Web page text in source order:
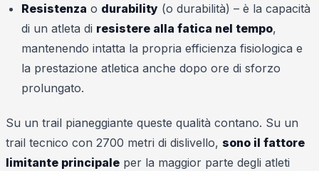
Resistenza o durability (o durabilità) – è la capacità
di un atleta di resistere alla fatica nel tempo,
mantenendo intatta la propria efficienza fisiologica e
la prestazione atletica anche dopo ore di sforzo
prolungato.
Su un trail pianeggiante queste qualità contano. Su un
trail tecnico con 2700 metri di dislivello, sono il fattore
limitante principale per la maggior parte degli atleti